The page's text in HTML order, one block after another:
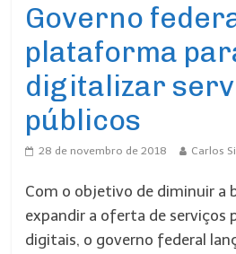
Governo
plataforma
digitalizar
públicos
28 de novembro de 2018 Carlos
Com o objetivo de diminuir a
expandir a oferta de serviços
digitais, o governo federal